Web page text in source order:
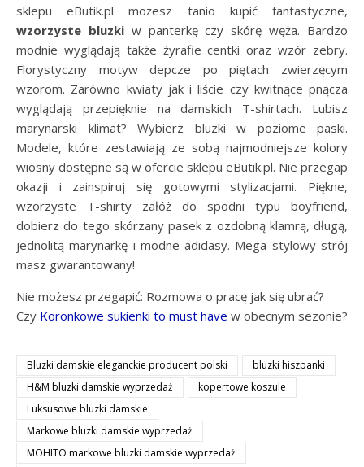
sklepu eButik.pl możesz tanio kupić fantastyczne,
wzorzyste bluzkiw panterkę czy skórę węża. Bardzo
modnie wyglądają także żyrafie centki oraz wzór zebry.
Florystyczny motyw depcze po piętach zwierzęcym
wzorom. Zarówno kwiaty jak i liście czy kwitnące pnącza
wyglądają przepięknie na damskich T-shirtach. Lubisz
marynarski klimat? Wybierz bluzki w poziome paski.
Modele, które zestawiają ze sobą najmodniejsze kolory
wiosny dostępne są w ofercie sklepu eButik.pl. Nie przegap
okazji i zainspiruj się gotowymi stylizacjami. Piękne,
wzorzyste T-shirty załóż do spodni typu boyfriend,
dobierz do tego skórzany pasek z ozdobną klamrą, długą,
jednolitą marynarkę i modne adidasy. Mega stylowy strój
masz gwarantowany!
Nie możesz przegapić: Rozmowa o pracę jak się ubrać?
Czy Koronkowe sukienki to must have w obecnym sezonie?
Bluzki damskie eleganckie producent polski
bluzki hiszpanki
H&M bluzki damskie wyprzedaż
kopertowe koszule
Luksusowe bluzki damskie
Markowe bluzki damskie wyprzedaż
MOHITO markowe bluzki damskie wyprzedaż